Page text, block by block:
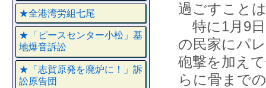
過ごすこと
特に1月9
の民家にパ
砲撃を加え
らに骨まで
★全港湾労組七尾
★「ピースセンター小松」基
地爆音訴訟
★「志賀原発を廃炉に！」訴
訟原告団